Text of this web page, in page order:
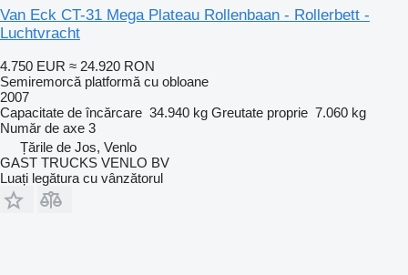
Van Eck CT-31 Mega Plateau Rollenbaan - Rollerbett -
Luchtvracht
4.750 EUR ≈ 24.920 RON
Semiremorcă platformă cu obloane
2007
Capacitate de încărcare 34.940 kg Greutate proprie 7.060 kg
Număr de axe 3
Țările de Jos, Venlo
GAST TRUCKS VENLO BV
Luați legătura cu vânzătorul